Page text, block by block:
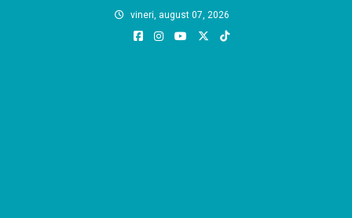
vineri, august 07, 2026